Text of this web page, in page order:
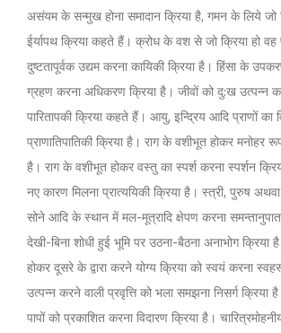
असंयम के सन्मुख होना समादान क्रिया है, गमन के लिये जो
ईर्यापथ क्रिया कहते हैं। क्रोध के वश से जो क्रिया हो वह
दुष्टतापूर्वक उद्यम करना कायिकी क्रिया है। हिंसा के
ग्रहण करना अधिकरण क्रिया है। जीवों को दु:ख उत्पन्न
पारितापकी क्रिया कहते हैं। आयु, इन्द्रिय आदि प्राणों का
प्राणातिपातिकी क्रिया है। राग के वशीभूत होकर मनोहर
है। राग के वशीभूत होकर वस्तु का स्पर्श करना स्पर्शन
नए कारण मिलना प्रात्ययिकी क्रिया है। स्त्री, पुरुष
सोने आदि के स्थान में मल-मूत्रादि क्षेपण करना समन्तानुपात
देखी-बिना शोधी हुई भूमि पर उठना-बैठना अनाभोग
होकर दूसरे के द्वारा करने योग्य क्रिया को स्वयं करना
उत्पन्न करने वाली प्रवृत्ति को भला समझना निसर्ग
पापों को प्रकाशित करना विदारण क्रिया है।